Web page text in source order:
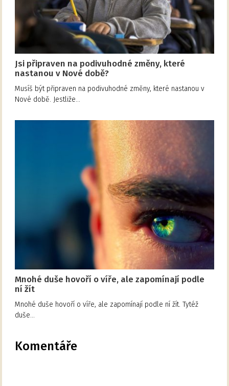
Jsi připraven na podivuhodné změny, které
nastanou v Nové době?
Musíš být připraven na podivuhodné změny, které nastanou v
Nové době. Jestliže…
Mnohé duše hovoří o víře, ale zapomínají podle
ní žít
Mnohé duše hovoří o víře, ale zapomínají podle ní žít. Tytéž
duše…
Komentáře